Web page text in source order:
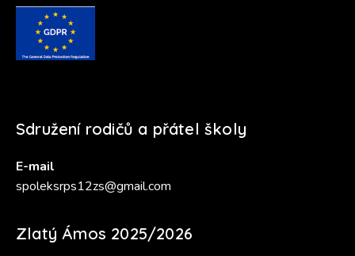
Sdružení rodičů a přátel školy
E-mail
spoleksrps12zs@gmail.com
Zlatý Ámos 2025/2026